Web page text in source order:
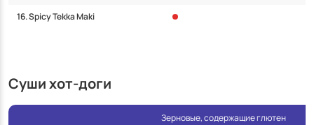
16. Spicy Tekka Maki
Суши хот-доги
Зерновые, содержащие глютен